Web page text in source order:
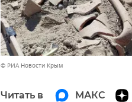
© РИА Новости Крым
Читать в МАКС